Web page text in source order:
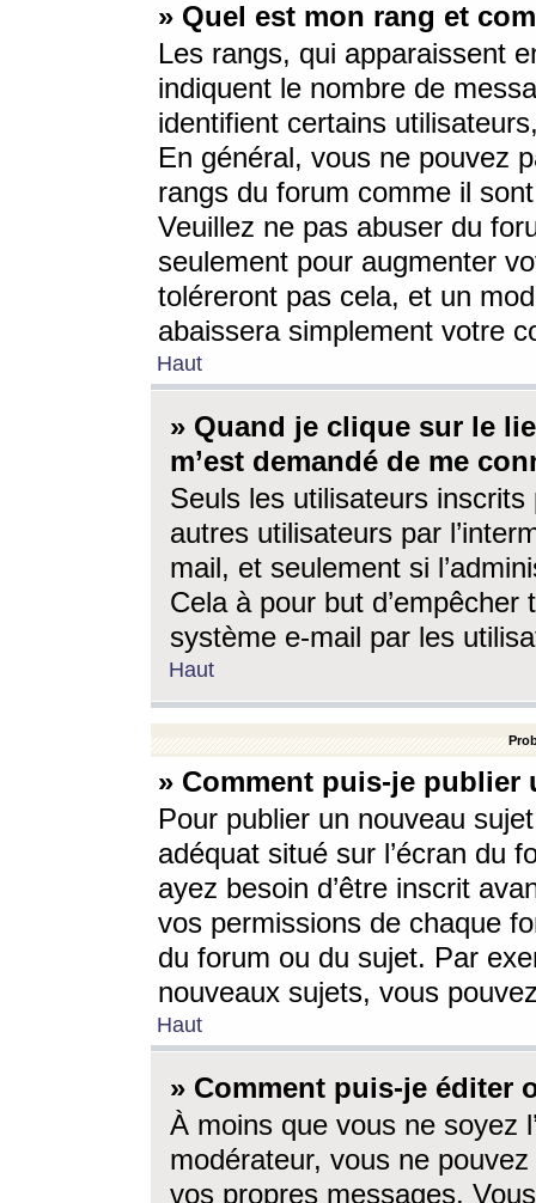
» Quel est mon rang et
Les rangs, qui apparaissent
indiquent le nombre de
identifient certains
En général, vous ne pouvez
rangs du forum comme il
Veuillez ne pas abuser du
seulement pour augmenter
toléreront pas cela, et un
abaissera simplement votre
Haut
» Quand je clique sur le
m’est demandé de me
Seuls les utilisateurs
autres utilisateurs par
mail, et seulement si
Cela à pour but
système e-mail par les
Haut
» Comment puis-je
Pour publier un nouveau
adéquat situé sur l’écran du
ayez besoin d’être inscrit
vos permissions de chaque
du forum ou du sujet. Par
nouveaux sujets, vous
Haut
» Comment puis-je éditer
À moins que vous ne soyez
modérateur, vous ne
vos propres messages.